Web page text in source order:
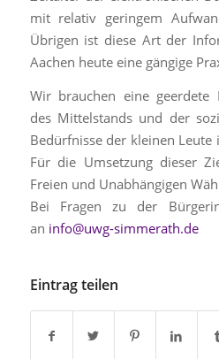
mit relativ geringem
Übrigen ist diese Art der
Aachen heute eine gängige
Wir brauchen eine geerdete
des Mittelstands und der
Bedürfnisse der kleinen
Für die Umsetzung dieser
Freien und Unabhängigen
Bei Fragen zu der
an info@uwg-simmerath.de
Eintrag teilen